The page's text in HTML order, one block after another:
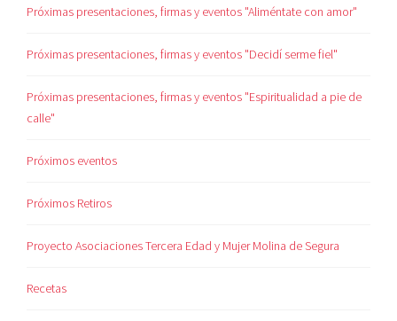
Próximas presentaciones, firmas y eventos "Aliméntate con amor"
Próximas presentaciones, firmas y eventos "Decidí serme fiel"
Próximas presentaciones, firmas y eventos "Espiritualidad a pie de
calle"
Próximos eventos
Próximos Retiros
Proyecto Asociaciones Tercera Edad y Mujer Molina de Segura
Recetas